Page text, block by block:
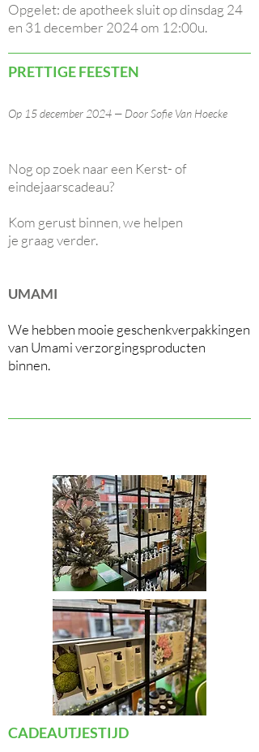
Opgelet: de apotheek sluit op dinsdag 24
en 31 december 2024 om 12:00u.
PRETTIGE FEESTEN
Op 15 december 2024 — Door Sofie Van Hoecke
Nog op zoek naar een Kerst- of
eindejaarscadeau?
Kom gerust binnen, we helpen
je graag verder.
UMAMI
We hebben mooie geschenkverpakkingen
van Umami verzorgingsproducten
binnen.
CADEAUTJESTIJD